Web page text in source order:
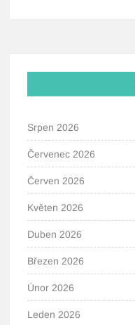
Srpen 2026
Červenec 2026
Červen 2026
Květen 2026
Duben 2026
Březen 2026
Únor 2026
Leden 2026